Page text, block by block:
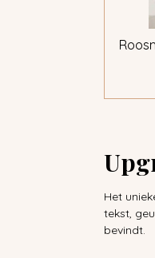
Het
tekst,
bevindt.